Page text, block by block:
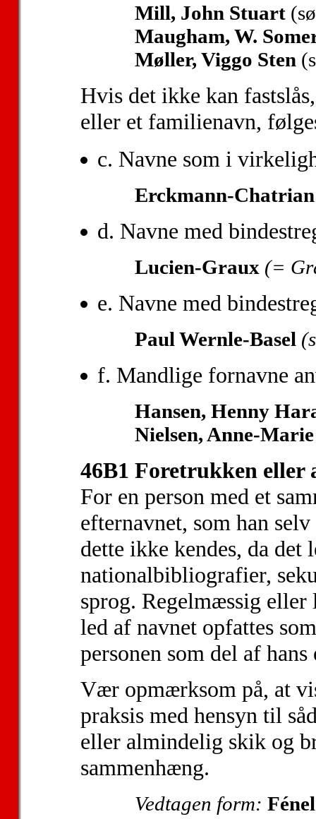
Mill, John Stuart
Maugham, W.
Møller, Viggo Sten
Hvis det ikke kan
eller et familienavn,
c. Navne som i
Erckmann-Chatrian
d. Navne med
Lucien-Graux (=
e. Navne med
Paul Wernle-Basel
f. Mandlige fornavne
Hansen, Henny
Nielsen, Anne-
46B1 Foretrukken
For en person med et
efternavnet, som han
dette ikke kendes, da det
nationalbibliografier,
sprog. Regelmæssig
led af navnet opfattes
personen som del af
Vær opmærksom på, at
praksis med hensyn til
eller almindelig skik og
sammenhæng.
Vedtagen form: